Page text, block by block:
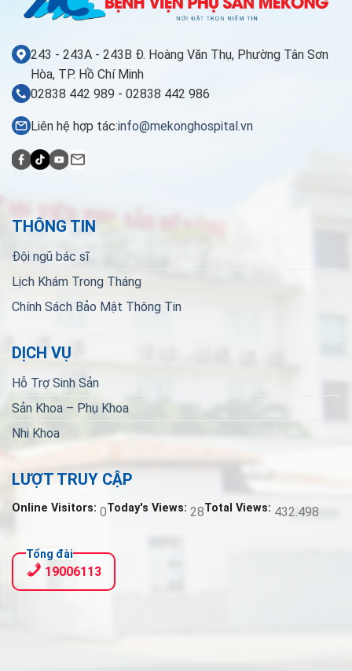
243 - 243A - 243B Đ. Hoàng Văn Thụ, Phường Tân Sơn
Hòa, TP. Hồ Chí Minh
02838 442 989 - 02838 442 986
Liên hệ hợp tác:info@mekonghospital.vn
THÔNG TIN
Đội ngũ bác sĩ
Lịch Khám Trong Tháng
Chính Sách Bảo Mật Thông Tin
DỊCH VỤ
Hỗ Trợ Sinh Sản
Sản Khoa – Phụ Khoa
Nhi Khoa
LƯỢT TRUY CẬP
Online Visitors: 0Today's Views: 28Total Views: 432.498
Tổng đài
19006113